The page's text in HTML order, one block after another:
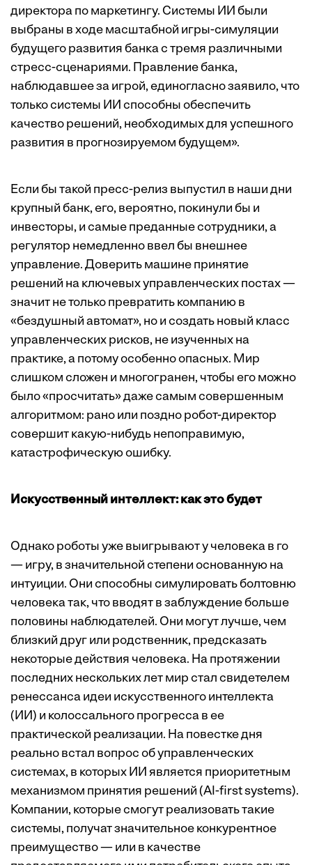
директора по маркетингу. Системы ИИ были
выбраны в ходе масштабной игры-симуляции
будущего развития банка с тремя различными
стресс-сценариями. Правление банка,
наблюдавшее за игрой, единогласно заявило, что
только системы ИИ способны обеспечить
качество решений, необходимых для успешного
развития в прогнозируемом будущем».
Если бы такой пресс-релиз выпустил в наши дни
крупный банк, его, вероятно, покинули бы и
инвесторы, и самые преданные сотрудники, а
регулятор немедленно ввел бы внешнее
управление. Доверить машине принятие
решений на ключевых управленческих постах —
значит не только превратить компанию в
«бездушный автомат», но и создать новый класс
управленческих рисков, не изученных на
практике, а потому особенно опасных. Мир
слишком сложен и многогранен, чтобы его можно
было «просчитать» даже самым совершенным
алгоритмом: рано или поздно робот-директор
совершит какую-нибудь непоправимую,
катастрофическую ошибку.
Искусственный интеллект: как это будет
Однако роботы уже выигрывают у человека в го
— игру, в значительной степени основанную на
интуиции. Они способны симулировать болтовню
человека так, что вводят в заблуждение больше
половины наблюдателей. Они могут лучше, чем
близкий друг или родственник, предсказать
некоторые действия человека. На протяжении
последних нескольких лет мир стал свидетелем
ренессанса идеи искусственного интеллекта
(ИИ) и колоссального прогресса в ее
практической реализации. На повестке дня
реально встал вопрос об управленческих
системах, в которых ИИ является приоритетным
механизмом принятия решений (AI-first systems).
Компании, которые смогут реализовать такие
системы, получат значительное конкурентное
преимущество — или в качестве